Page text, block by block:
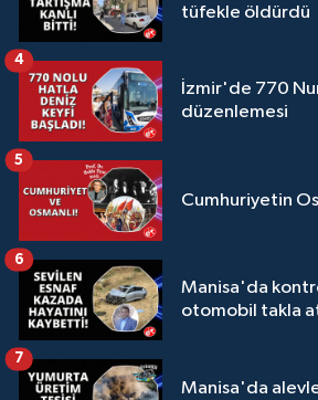
tüfekle öldürdü
İzmir'de 770
düzenlemesi
4
Cumhuriyetin
5
Manisa'da
otomobil takla
6
Manisa'da
7